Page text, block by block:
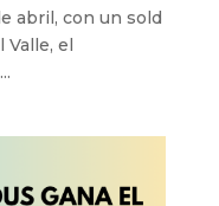
abril, con un sold
el